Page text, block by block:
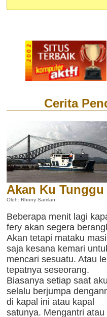
Cerita
Akan Ku Tunggu
Oleh: Rhony Samlan
Beberapa menit lagi
fery akan segera
Akan tetapi mataku
saja kesana kemari
mencari sesuatu. Atau
tepatnya seseorang.
Biasanya setiap saat aku
selalu berjumpa
di kapal ini atau kapal
satunya. Mengantri atau